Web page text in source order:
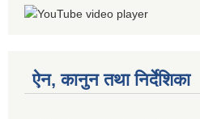
ऐन, कानुन तथा निर्देशिका